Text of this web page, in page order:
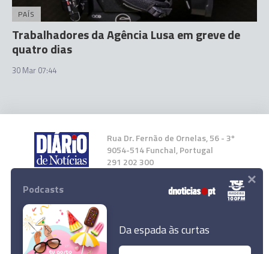
PAÍS
Trabalhadores da Agência Lusa em greve de
quatro dias
30 Mar 07:44
Rua Dr. Fernão de Ornelas, 56 - 3º
9054-514 Funchal, Portugal
291 202 300
Instale a nossa App
Podcasts
Da espada às curtas
×